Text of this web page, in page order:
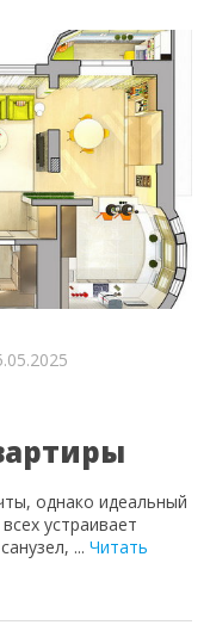
однако идеальный
устраивает
... Читать